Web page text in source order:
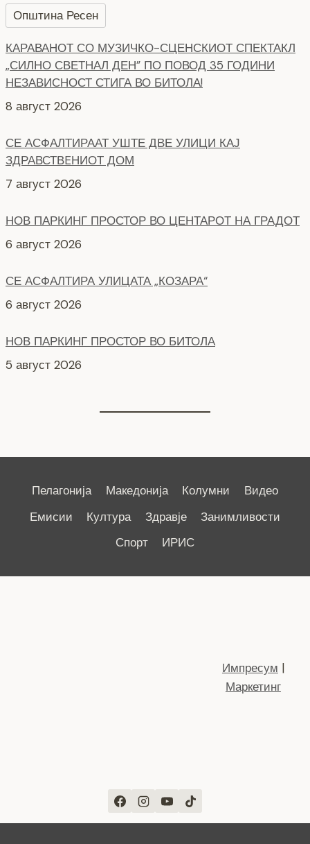
Општина Ресен
КАРАВАНОТ СО МУЗИЧКО-СЦЕНСКИОТ СПЕКТАКЛ
„СИЛНО СВЕТНАЛ ДЕН” ПО ПОВОД 35 ГОДИНИ
НЕЗАВИСНОСТ СТИГА ВО БИТОЛА!
8 август 2026
СЕ АСФАЛТИРААТ УШТЕ ДВЕ УЛИЦИ КАЈ
ЗДРАВСТВEНИОТ ДОМ
7 август 2026
НОВ ПАРКИНГ ПРОСТОР ВО ЦЕНТАРОТ НА ГРАДОТ
6 август 2026
СЕ АСФАЛТИРА УЛИЦАТА „КОЗАРА“
6 август 2026
НОВ ПАРКИНГ ПРОСТОР ВО БИТОЛА
5 август 2026
Пелагонија Македонија Колумни
Видео
Емисии
Култура Здравје
Занимливости
Спорт
ИРИС
Импресум |
Маркетинг